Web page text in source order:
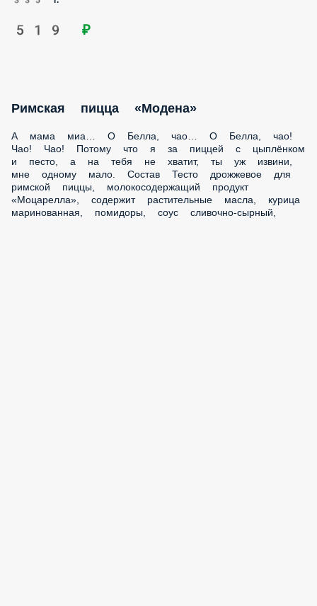
519 ₽
Римская пицца «Модена»
А мама миа… О Белла, чао… О Белла, чао!
Чао! Чао! Потому что я за пиццей с цыплёнком
и песто, а на тебя не хватит, ты уж извини,
мне одному мало. Состав Тесто дрожжевое для
римской пиццы, молокосодержащий продукт
«Моцарелла», содержит растительные масла, курица
маринованная, помидоры, соус сливочно-сырный,